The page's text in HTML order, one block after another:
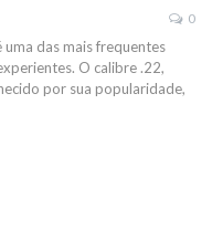
0
das mais frequentes
O calibre .22,
por sua popularidade,